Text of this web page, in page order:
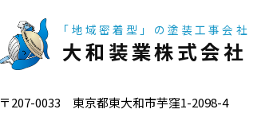
「地域密着型」の塗装工事会社
大和装業株式会社
〒207-0033 東京都東大和市芋窪1-2098-4